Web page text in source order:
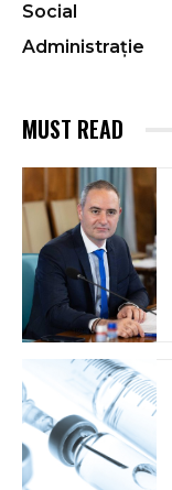
Social
Administrație
MUST READ